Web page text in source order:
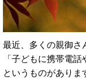
最近、多くの親御さ
「子どもに携帯電
というものがありま